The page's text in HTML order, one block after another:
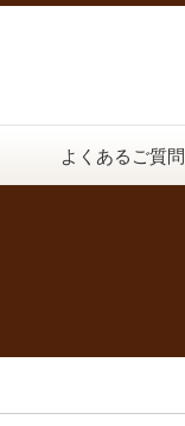
よくあるご質問